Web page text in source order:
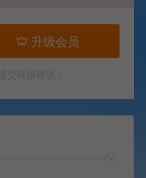
升级会员